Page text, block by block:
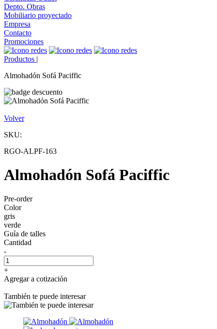
Depto. Obras
Mobiliario proyectado
Empresa
Contacto
Promociones
Productos |
Almohadón Sofá Paciffic
Volver
SKU:
RGO-ALPF-163
Almohadón Sofá Paciffic
Pre-order
Color
gris
verde
Guía de talles
Cantidad
-
+
Agregar a cotización
También te puede interesar